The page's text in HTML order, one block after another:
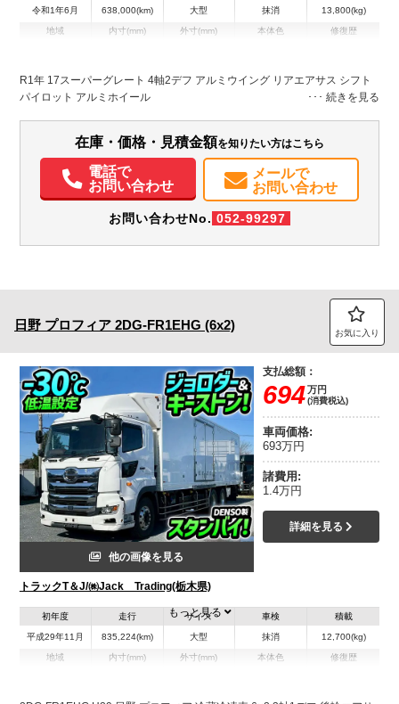
令和1年6月 638,000(km) 大型 抹消 13,800(kg)
地域 内寸(mm) 外寸(mm) 本体色 修復歴
R1年 17スーパーグレート 4軸2デフ アルミウイング リアエアサス シフト
パイロット アルミホイール
在庫・価格・見積金額を知りたい方はこちら
電話で
お問い合わせ
メールで
お問い合わせ
お問い合わせNo. 052-99297
日野 プロフィア 2DG-FR1EHG (6x2) お気に入り
他の画像を見る
トラックT＆J/㈱Jack Trading(栃木県)
支払総額：
694万円
(消費税込)
車両価格:
693万円
諸費用:
1.4万円
詳細を見る
初年度
平成29年11月
走行
835,224(km)
サイズ
大型
車検
抹消
積載
12,700(kg)
地域 内寸(mm) 外寸(mm) 本体色 修復歴
もっと見る